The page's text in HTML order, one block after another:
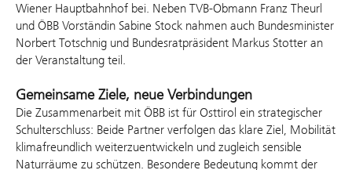
Wiener Hauptbahnhof bei. Neben TVB-Obmann Franz Theurl
und ÖBB Vorständin Sabine Stock nahmen auch Bundesminister
Norbert Totschnig und Bundesratpräsident Markus Stotter an
der Veranstaltung teil.
Gemeinsame Ziele, neue Verbindungen
Die Zusammenarbeit mit ÖBB ist für Osttirol ein strategischer
Schulterschluss: Beide Partner verfolgen das klare Ziel, Mobilität
klimafreundlich weiterzuentwickeln und zugleich sensible
Naturräume zu schützen. Besondere Bedeutung kommt der